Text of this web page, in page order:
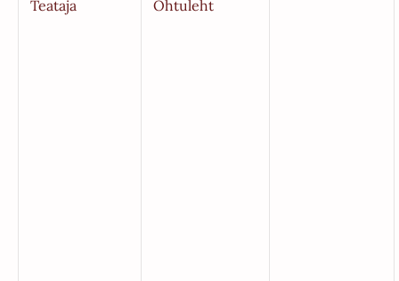
Teataja
Õhtuleht